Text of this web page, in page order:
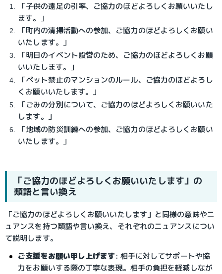
「子供の遠足の引率、ご協力のほどよろしくお願いいたし
ます。」
「町内の清掃活動への参加、ご協力のほどよろしくお願い
いたします。」
「明日のイベント設営のため、ご協力のほどよろしくお願
いいたします。」
「ペット禁止のマンションのルール、ご協力のほどよろし
くお願いいたします。」
「ごみの分別について、ご協力のほどよろしくお願いいた
します。」
「地域の防災訓練への参加、ご協力のほどよろしくお願い
いたします。」
「ご協力のほどよろしくお願いいたします」の
類語と言い換え
「ご協力のほどよろしくお願いいたします」と同様の意味やニ
ュアンスを持つ類語や言い換え、それぞれのニュアンスについ
て説明します。
ご支援をお願い申し上げます: 相手に対してサポートや協
力をお願いする際の丁寧な表現。相手の負担を軽減しなが